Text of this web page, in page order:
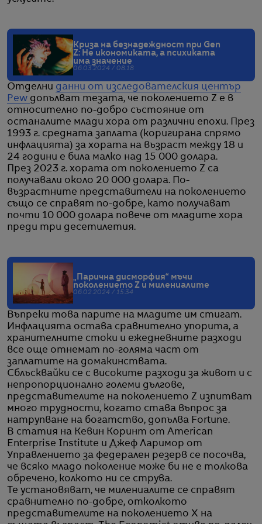
Криза на безнадеждност при Gen
Z: Не икономиката, а психиката
има значение
06.03.2024 / 08:18
Отделни данни от изследователския център
Pew допълват тезата, че поколението Z е в
относително по-добро състояние от
останалите млади хора от различни епохи. През
1993 г. средната заплата (коригирана спрямо
инфлацията) за хората на възраст между 18 и
24 години е била малко над 15 000 долара.
През 2023 г. хората от поколението Z са
получавали около 20 000 долара. По-
възрастните представители на поколението
също се справят по-добре, като получават
почти 10 000 долара повече от младите хора
преди три десетилетия.
„Парична дисморфия“ мъчи
поколението Z и милениалите
06.02.2024 / 15:34
Въпреки това парите на младите им стигат.
Инфлацията остава сравнително упорита, а
хранителните стоки и ежедневните разходи
все още отнемат по-голяма част от
заплатите на домакинствата.
Сблъсквайки се с високите разходи за живот и с
непропорционално големи дългове,
представителите на поколението Z изпитват
много трудности, когато става въпрос за
натрупване на богатство, допълва Fortune.
В статия на Кевин Коринт от American
Enterprise Institute и Джеф Ларимор от
Управлението за федерален резерв се посочва,
че всяко младо поколение може би не е толкова
обречено, колкото ни се струва.
Те установяват, че милениалите се справят
сравнително по-добре, отколкото
представителите на поколението Х на